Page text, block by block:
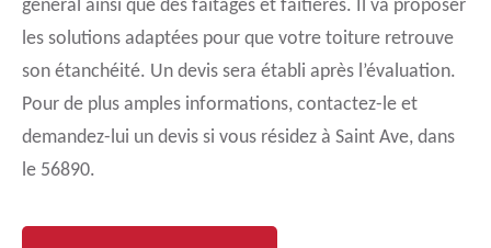
général ainsi que des faitages et faitières. Il va proposer
les solutions adaptées pour que votre toiture retrouve
son étanchéité. Un devis sera établi après l’évaluation.
Pour de plus amples informations, contactez-le et
demandez-lui un devis si vous résidez à Saint Ave, dans
le 56890.